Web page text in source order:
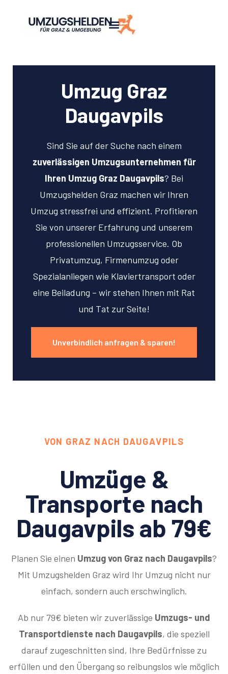
Umzug Graz
Daugavpils
Sind Sie auf der Suche nach einem
zuverlässigen Umzugsunternehmen für
Ihren Umzug Graz Daugavpils? Bei
Umzugshelden Graz machen wir Ihren
Umzug stressfrei und effizient. Profitieren
Sie von unserer Erfahrung und unserem
professionellen Umzugsservice. Ob
Privatumzug, Firmenumzug oder
Spezialanliegen wie Klaviertransport oder
eine Beiladung – wir stehen Ihnen mit Rat
und Tat zur Seite!
Unverbindlich anfragen & sparen!
VON GRAZ NACH DAUGAVPILS
Umzüge &
Transporte nach
Daugavpils ab 79€
Planen Sie einen Umzug von Graz nach Daugavpils?
Mit Umzugshelden Graz wird Ihr Umzug nicht nur
einfach, sondern auch erschwinglich.
Ab nur 79€ bieten wir zuverlässige Umzugs- und
Transportdienste nach Daugavpils, die speziell
darauf zugeschnitten sind, Ihre Bedürfnisse zu
erfüllen und den Übergang so reibungslos wie möglich